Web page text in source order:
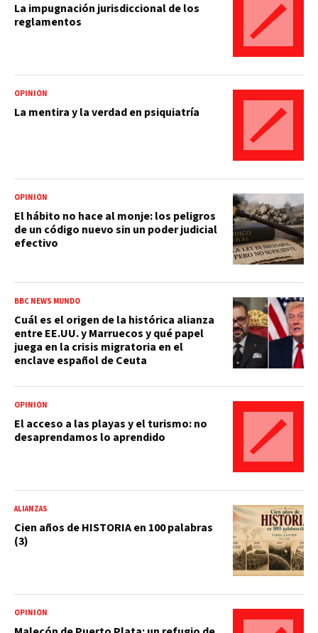
La impugnación jurisdiccional de los
reglamentos
OPINIÓN
La mentira y la verdad en psiquiatría
OPINIÓN
El hábito no hace al monje: los peligros
de un código nuevo sin un poder judicial
efectivo
BBC NEWS MUNDO
Cuál es el origen de la histórica alianza
entre EE.UU. y Marruecos y qué papel
juega en la crisis migratoria en el
enclave español de Ceuta
OPINIÓN
El acceso a las playas y el turismo: no
desaprendamos lo aprendido
ALIANZAS
Cien años de HISTORIA en 100 palabras
(3)
OPINIÓN